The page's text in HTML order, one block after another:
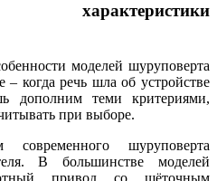
характеристики
моделей шуруповерта
когда речь шла об устройстве
дополним теми критериями,
при выборе.
современного шуруповерта
В большинстве моделей
привод со щёточным